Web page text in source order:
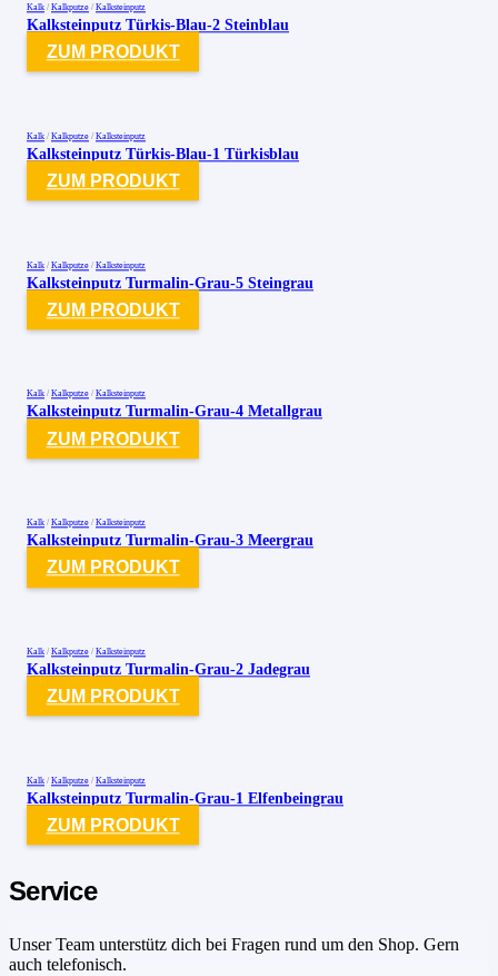
Kalk / Kalkputze / Kalksteinputz
Kalksteinputz Türkis-Blau-2 Steinblau
ZUM PRODUKT
Kalk / Kalkputze / Kalksteinputz
Kalksteinputz Türkis-Blau-1 Türkisblau
ZUM PRODUKT
Kalk / Kalkputze / Kalksteinputz
Kalksteinputz Turmalin-Grau-5 Steingrau
ZUM PRODUKT
Kalk / Kalkputze / Kalksteinputz
Kalksteinputz Turmalin-Grau-4 Metallgrau
ZUM PRODUKT
Kalk / Kalkputze / Kalksteinputz
Kalksteinputz Turmalin-Grau-3 Meergrau
ZUM PRODUKT
Kalk / Kalkputze / Kalksteinputz
Kalksteinputz Turmalin-Grau-2 Jadegrau
ZUM PRODUKT
Kalk / Kalkputze / Kalksteinputz
Kalksteinputz Turmalin-Grau-1 Elfenbeingrau
ZUM PRODUKT
Service
Unser Team unterstütz dich bei Fragen rund um den Shop. Gern
auch telefonisch.